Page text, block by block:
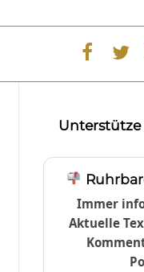
Immer
Aktuelle